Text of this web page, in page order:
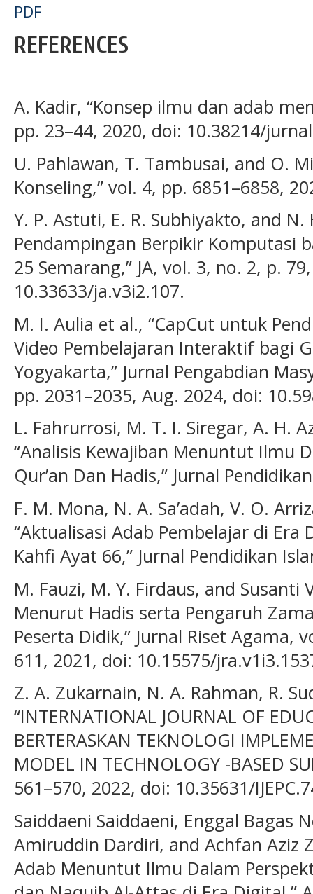
PDF
REFERENCES
A. Kadir, “Konsep ilmu dan adab
pp. 23–44, 2020, doi: 10.38214/
U. Pahlawan, T. Tambusai, and O.
Konseling,” vol. 4, pp. 6851–6858,
Y. P. Astuti, E. R. Subhiyakto, and
Pendampingan Berpikir Komputasi
25 Semarang,” JA, vol. 3, no. 2, p.
10.33633/ja.v3i2.107.
M. I. Aulia et al., “CapCut untuk
Video Pembelajaran Interaktif bagi
Yogyakarta,” Jurnal Pengabdian
pp. 2031–2035, Aug. 2024, doi:
L. Fahrurrosi, M. T. I. Siregar, A. H.
“Analisis Kewajiban Menuntut Ilmu
Qur’an Dan Hadis,” Jurnal
F. M. Mona, N. A. Sa’adah, V. O.
“Aktualisasi Adab Pembelajar di Era
Kahfi Ayat 66,” Jurnal Pendidikan
M. Fauzi, M. Y. Firdaus, and
Menurut Hadis serta Pengaruh
Peserta Didik,” Jurnal Riset Agama,
611, 2021, doi: 10.15575/
Z. A. Zukarnain, N. A. Rahman, R.
“INTERNATIONAL JOURNAL OF
BERTERASKAN TEKNOLOGI
MODEL IN TECHNOLOGY -BASED
561–570, 2022, doi: 10.35631/
Saiddaeni Saiddaeni, Enggal Bagas
Amiruddin Dardiri, and Achfan Aziz
Adab Menuntut Ilmu Dalam